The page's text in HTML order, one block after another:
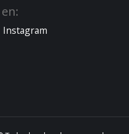
Instagram